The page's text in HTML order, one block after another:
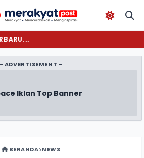
- ADVERTISEMENT -
Iklan Top Banner
BERANDA NEWS